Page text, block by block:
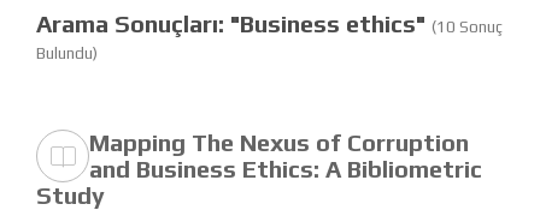
Arama Sonuçları: "Business ethics" (10 Sonuç
Bulundu)
Mapping The Nexus of Corruption
and Business Ethics: A Bibliometric
Study